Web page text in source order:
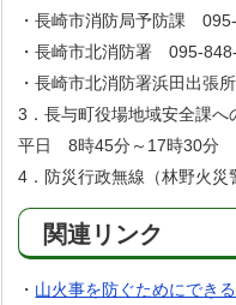
・長崎市消防局予防課
・長崎市北消防署 095-
・長崎市北消防署浜田出
3．長与町役場地域安全課
平日 8時45分～17時30分
4．防災行政無線（林野火災
関連リンク
・ 山火事を防ぐためにでき